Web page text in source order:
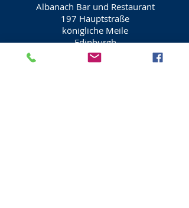
Albanach Bar und Restaurant
197 Hauptstraße
königliche Meile
Edinburgh
EH1 1PE
Stadt Edinburgh